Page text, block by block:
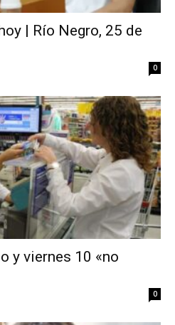
| Río Negro, 25 de
0
y viernes 10 «no
0